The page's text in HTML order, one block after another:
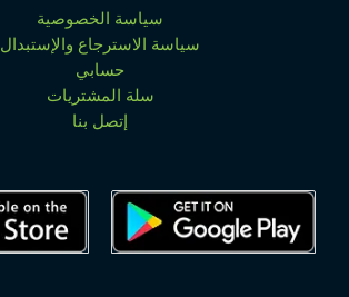
سياسة الخصوصية
سياسة الاسترجاع والإستبدال
حسابي
سلة المشتريات
إتصل بنا